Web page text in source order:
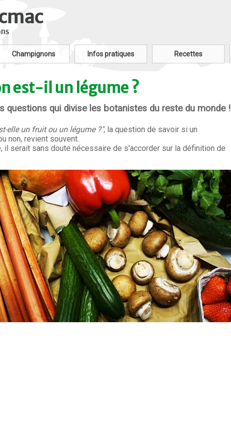
Champignons Infos pratiques Recettes
est-il un légume ?
questions qui divise les botanistes du reste du monde !
elle un fruit ou un légume ?", la question de savoir si un
non, revient souvent.
il serait sans doute nécessaire de s'accorder sur la définition de